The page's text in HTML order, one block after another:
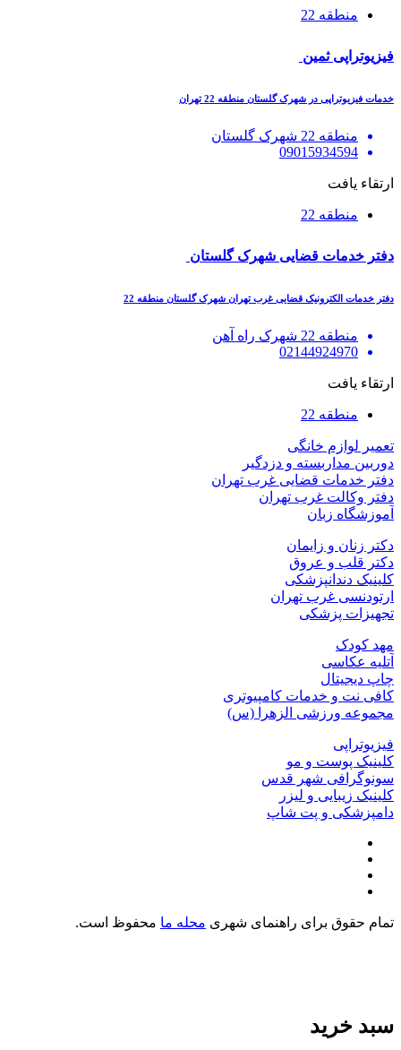
منطقه 22
فیزیوتراپی ثمین
خدمات فیزیوتراپی در شهرک گلستان منطقه 22 تهران
منطقه 22 شهرک گلستان
09015934594
ارتقاء یافت
منطقه 22
دفتر خدمات قضایی شهرک گلستان
دفتر خدمات الکترونیک قضایی غرب تهران شهرک گلستان منطقه 22
منطقه 22 شهرک راه آهن
02144924970
ارتقاء یافت
منطقه 22
تعمیر لوازم خانگی
دوربین مداربسته و دزدگیر
دفتر خدمات قضایی غرب تهران
دفتر وکالت غرب تهران
آموزشگاه زبان
دکتر زنان و زایمان
دکتر قلب و عروق
کلینیک دندانپزشکی
ارتودنسی غرب تهران
تجهیزات پزشکی
مهد کودک
آتلیه عکاسی
چاپ دیجیتال
کافی نت و خدمات کامپیوتری
مجموعه ورزشی الزهرا (س)
فیزیوتراپی
کلینیک پوست و مو
سونوگرافی شهر قدس
کلینیک زیبایی و لیزر
دامپزشکی و پت شاپ
تمام حقوق برای راهنمای شهری محله ما محفوظ است.
سبد خرید